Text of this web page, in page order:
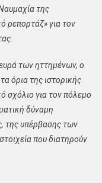
της
ρεπορτάζ» για τον
των ηττημένων, ο
όρια της ιστορικής
σχόλιο για τον πόλεμο
δύναμη
της υπέρβασης των
που διατηρούν